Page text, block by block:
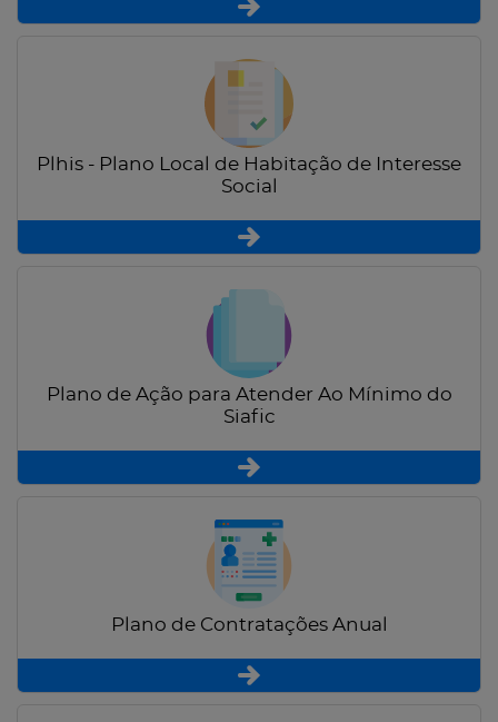
Plhis - Plano Local de Habitação de Interesse
Social
Plano de Ação para Atender Ao Mínimo do
Siafic
Plano de Contratações Anual